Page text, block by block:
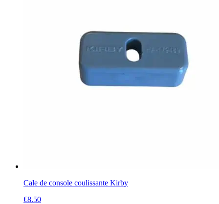
Cale de console coulissante Kirby
€8.50